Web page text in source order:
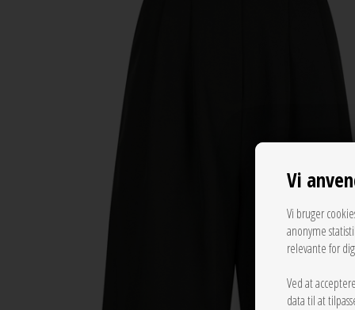
Vi
Vi bruger
anonyme
relevante for
Ved at
data til at